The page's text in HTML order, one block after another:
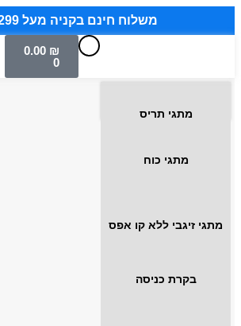
משלוח חינם בקניה מעל 299 ש"ח
0.00 ₪
0
מתגי תריס
מתגי כוח
מתגי זיגבי ללא קו אפס
בקרת כניסה